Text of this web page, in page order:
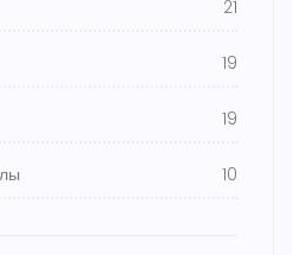
21
19
19
10